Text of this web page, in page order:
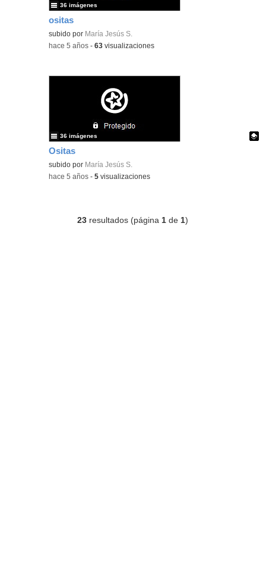
ositas
subido por María Jesús S.
36 imágenes
-hace 5 años -63 visualizaciones
Ositas
Contenido educativo.
subido por María Jesús S.
36 imágenes
-hace 5 años -5 visualizaciones
23 resultados (página 1 de 1)